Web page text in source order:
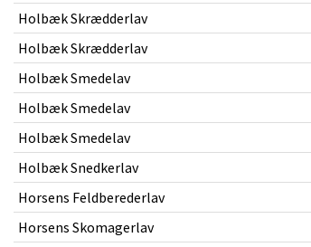
Holbæk Skrædderlav
Holbæk Skrædderlav
Holbæk Smedelav
Holbæk Smedelav
Holbæk Smedelav
Holbæk Snedkerlav
Horsens Feldberederlav
Horsens Skomagerlav